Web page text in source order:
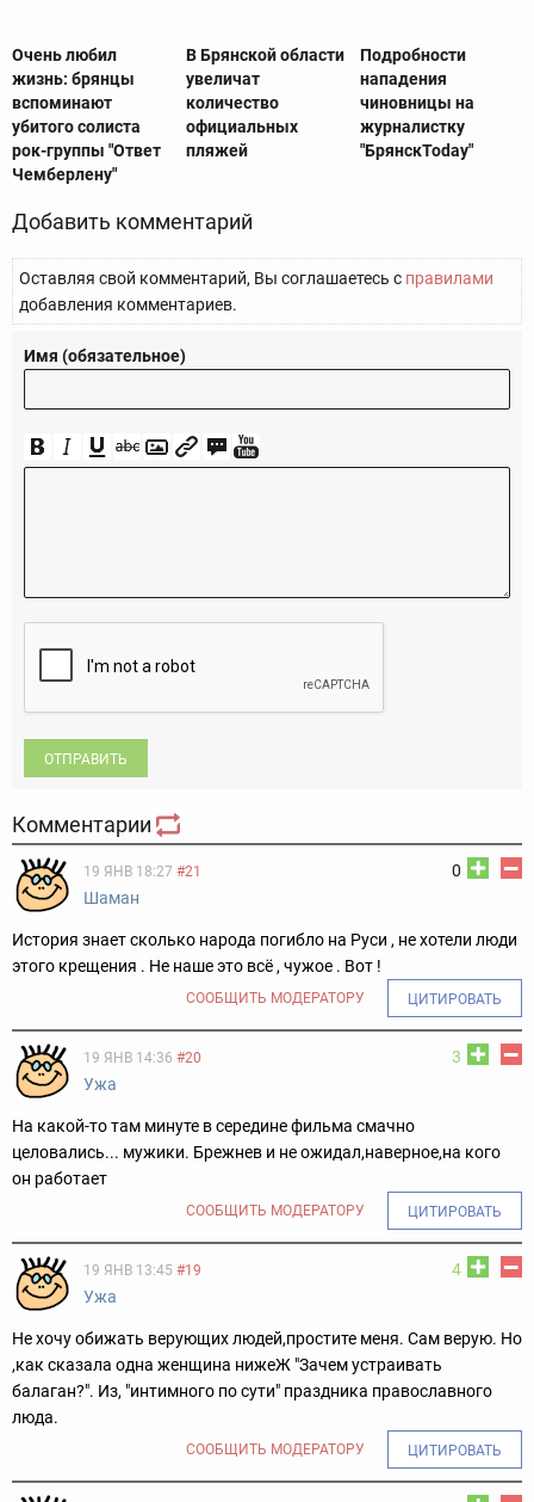
Очень любил
жизнь: брянцы
вспоминают
убитого солиста
рок-группы "Ответ
Чемберлену"
В Брянской области
увеличат
количество
официальных
пляжей
Подробности
нападения
чиновницы на
журналистку
"БрянскToday"
Добавить комментарий
Оставляя свой комментарий, Вы соглашаетесь с правилами
добавления комментариев.
Имя (обязательное)
ОТПРАВИТЬ
Комментарии
0
19 ЯНВ 18:27 #21
Шаман
История знает сколько народа погибло на Руси , не хотели люди
этого крещения . Не наше это всё , чужое . Вот !
СООБЩИТЬ МОДЕРАТОРУ ЦИТИРОВАТЬ
3
19 ЯНВ 14:36 #20
Ужа
На какой-то там минуте в середине фильма смачно
целовались... мужики. Брежнев и не ожидал,наверное,на кого
он работает
СООБЩИТЬ МОДЕРАТОРУ ЦИТИРОВАТЬ
4
19 ЯНВ 13:45 #19
Ужа
Не хочу обижать верующих людей,простите меня. Сам верую. Но
,как сказала одна женщина нижеЖ "Зачем устраивать
балаган?". Из, "интимного по сути" праздника православного
люда.
СООБЩИТЬ МОДЕРАТОРУ ЦИТИРОВАТЬ